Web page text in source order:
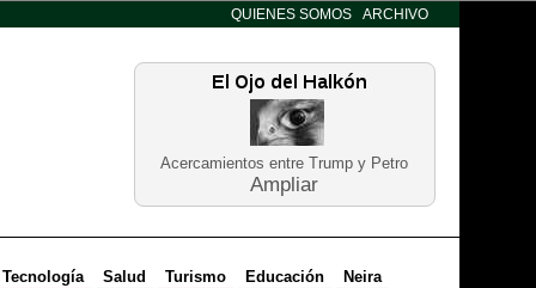
QUIENES SOMOS ARCHIVO
Acercamientos entre Trump y Petro
Ampliar
Tecnología Salud Turismo Educación Neira